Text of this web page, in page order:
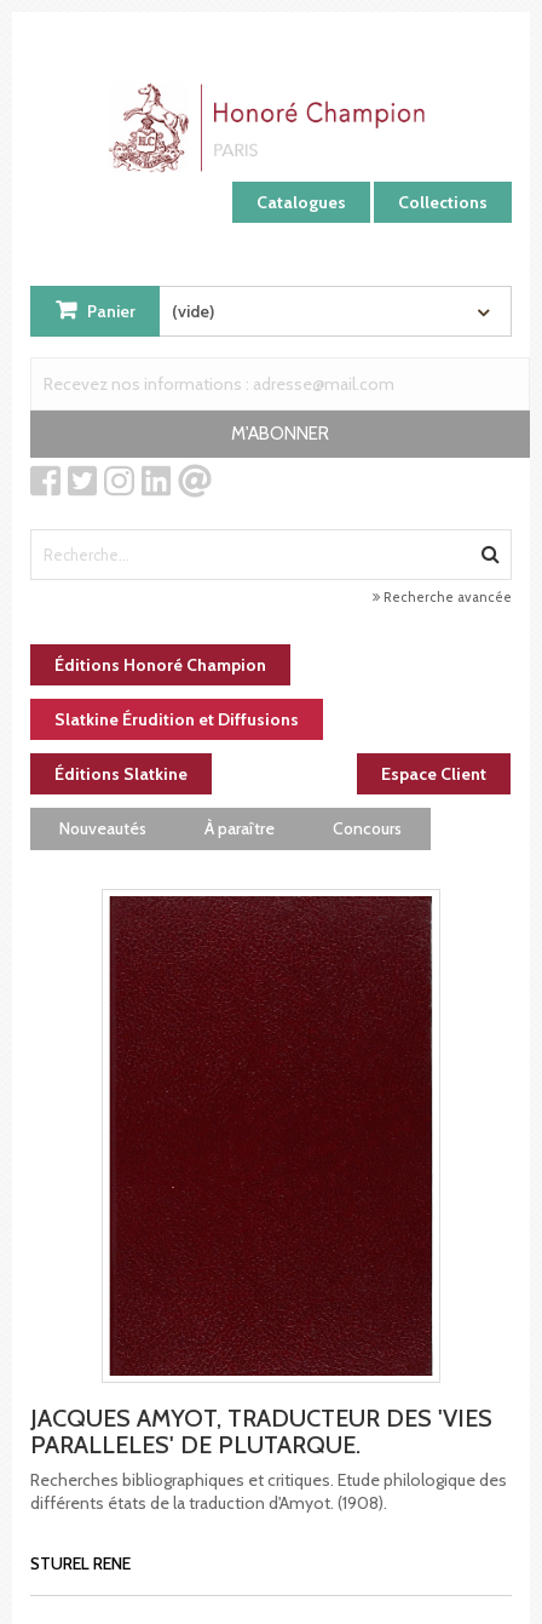
Catalogues Collections
Panier (vide)
M'ABONNER
Recherche avancée
Éditions Honoré Champion
Slatkine Érudition et Diffusions
Éditions Slatkine Espace Client
Nouveautés À paraître Concours
JACQUES AMYOT, TRADUCTEUR DES 'VIES
PARALLELES' DE PLUTARQUE.
Recherches bibliographiques et critiques. Etude philologique des
différents états de la traduction d'Amyot. (1908).
STUREL RENE